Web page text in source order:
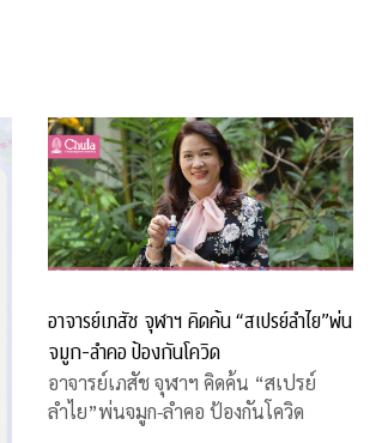
อาจารย์เภสัช จุฬาฯ คิดค้น “สเปรย์ลำไย”พ่น
จมูก-ลำคอ ป้องกันโควิด
อาจารย์เภสัช จุฬาฯ คิดค้น “สเปรย์
ลำไย”พ่นจมูก-ลำคอ ป้องกันโควิด